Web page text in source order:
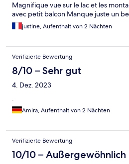
Magnifique vue sur le lac et les
avec petit balcon Manque juste un
justine, Aufenthalt von 2 Nächten
Verifizierte Bewertung
8/10 – Sehr gut
4. Dez. 2023
.
Amira, Aufenthalt von 2 Nächten
Verifizierte Bewertung
10/10 – Außergewöhnlich